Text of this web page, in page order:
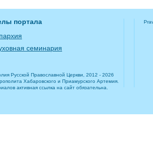
портала
семинария
Русской Православной Церкви, 2012 - 2026
Хабаровского и Приамурского Артемия.
активная ссылка на сайт обязательна.